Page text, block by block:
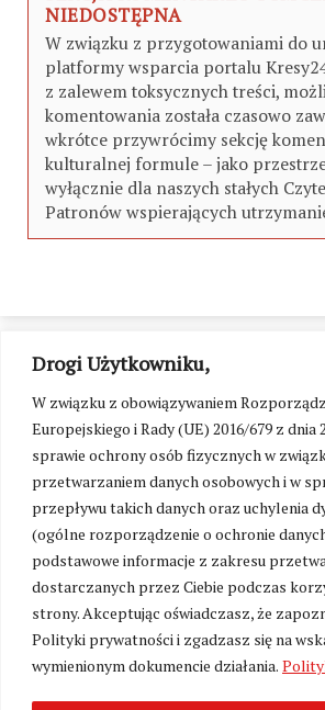
Drogi Użytkowniku,
W związku z obowiązywaniem
Europejskiego i Rady (UE) 2016/679 z dnia
sprawie ochrony osób fizycznych w
przetwarzaniem danych osobowych i w
przepływu takich danych oraz uchylenia
(ogólne rozporządzenie o ochronie
podstawowe informacje z zakresu
dostarczanych przez Ciebie podczas
strony. Akceptując oświadczasz, że
Polityki prywatności i zgadzasz się na
wymienionym dokumencie działania.
NIEDOSTĘPNA
W związku z przygotowaniami do
platformy wsparcia portalu
z zalewem toksycznych treści,
komentowania została czasowo
wkrótce przywrócimy sekcję
kulturalnej formule – jako
wyłącznie dla naszych stałych
Patronów wspierających
Zmień ustawienia